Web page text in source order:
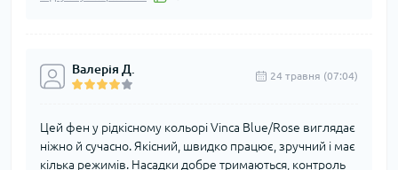
Валерія Д. 24 травня (07:04)
Цей фен у рідкісному кольорі Vinca Blue/Rose виглядає
ніжно й сучасно. Якісний, швидко працює, зручний і має
кілька режимів. Насадки добре тримаються, контроль